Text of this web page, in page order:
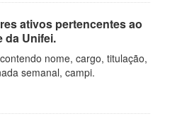
ativos pertencentes ao
da Unifei.
nome, cargo, titulação,
semanal, campi.